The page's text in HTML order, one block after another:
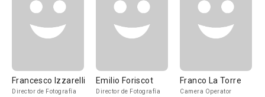
Francesco Izzarelli
Director de Fotografía
Emilio Foriscot
Director de Fotografía
Franco La Torre
Camera Operator